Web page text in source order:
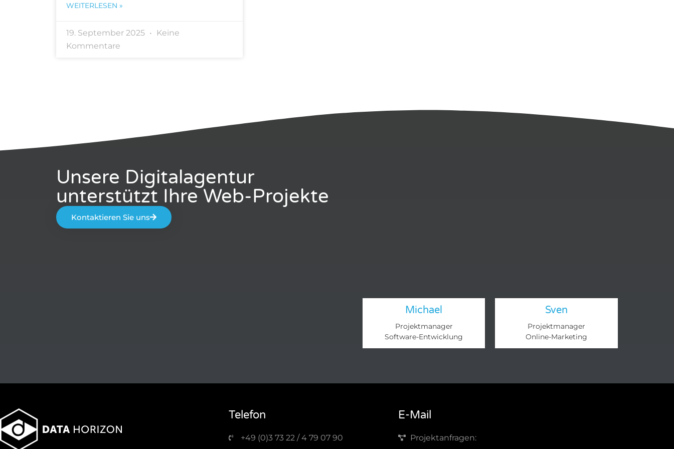
WEITERLESEN »
19. September 2025
Keine
Kommentare
Unsere Digitalagentur
unterstützt Ihre Web-Projekte
Kontaktieren Sie uns
Michael
Projektmanager
Software-Entwicklung
Sven
Projektmanager
Online-Marketing​
Telefon
+49 (0)3 73 22 / 4 79 07 90
E-Mail
Projektanfragen: